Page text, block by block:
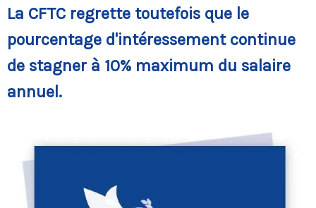
La CFTC regrette toutefois que le
pourcentage d'intéressement continue
de stagner à 10% maximum du salaire
annuel.